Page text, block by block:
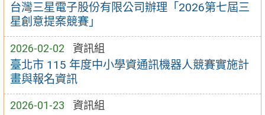
台灣三星電子股份有限公司辦理「2026第七屆三
星創意提案競賽」
2026-02-02 資訊組
臺北市 115 年度中小學資通訊機器人競賽實施計
畫與報名資訊
2026-01-23 資訊組